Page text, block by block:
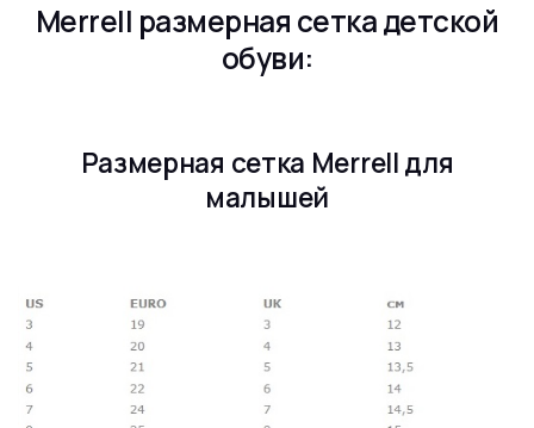
Merrell размерная сетка детской
обуви:
Размерная сетка Merrell для
малышей